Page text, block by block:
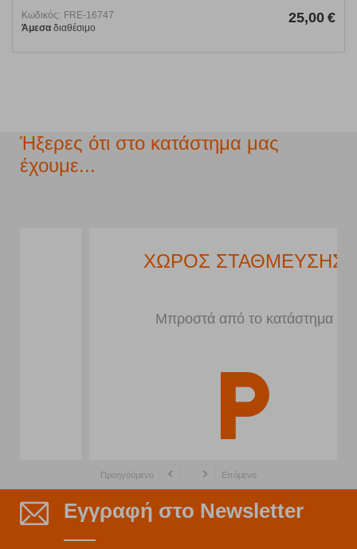
Κωδικός: FRE-16747
Άμεσα διαθέσιμο
25,00 €
Ήξερες ότι στο κατάστημα μας
έχουμε...
ΧΩΡΟΣ ΣΤΑΘΜΕΥΣΗΣ
Μπροστά από το κατάστημα
Προηγούμενο Επόμενο
Εγγραφή στο Newsletter